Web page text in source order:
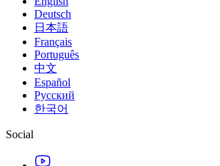
Deutsch
日本語
Français
Português
中文
Español
Русский
한국어
Social